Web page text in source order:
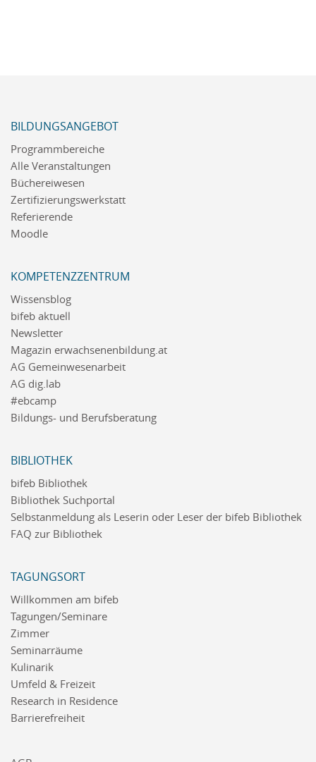
BILDUNGSANGEBOT
Programmbereiche
Alle Veranstaltungen
Büchereiwesen
Zertifizierungswerkstatt
Referierende
Moodle
KOMPETENZZENTRUM
Wissensblog
bifeb aktuell
Newsletter
Magazin erwachsenenbildung.at
AG Gemeinwesenarbeit
AG dig.lab
#ebcamp
Bildungs- und Berufsberatung
BIBLIOTHEK
bifeb Bibliothek
Bibliothek Suchportal
Selbstanmeldung als Leserin oder Leser der bifeb Bibliothek
FAQ zur Bibliothek
TAGUNGSORT
Willkommen am bifeb
Tagungen/Seminare
Zimmer
Seminarräume
Kulinarik
Umfeld & Freizeit
Research in Residence
Barrierefreiheit